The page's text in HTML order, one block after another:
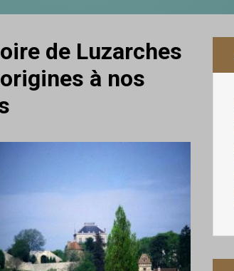
de Luzarches
à nos